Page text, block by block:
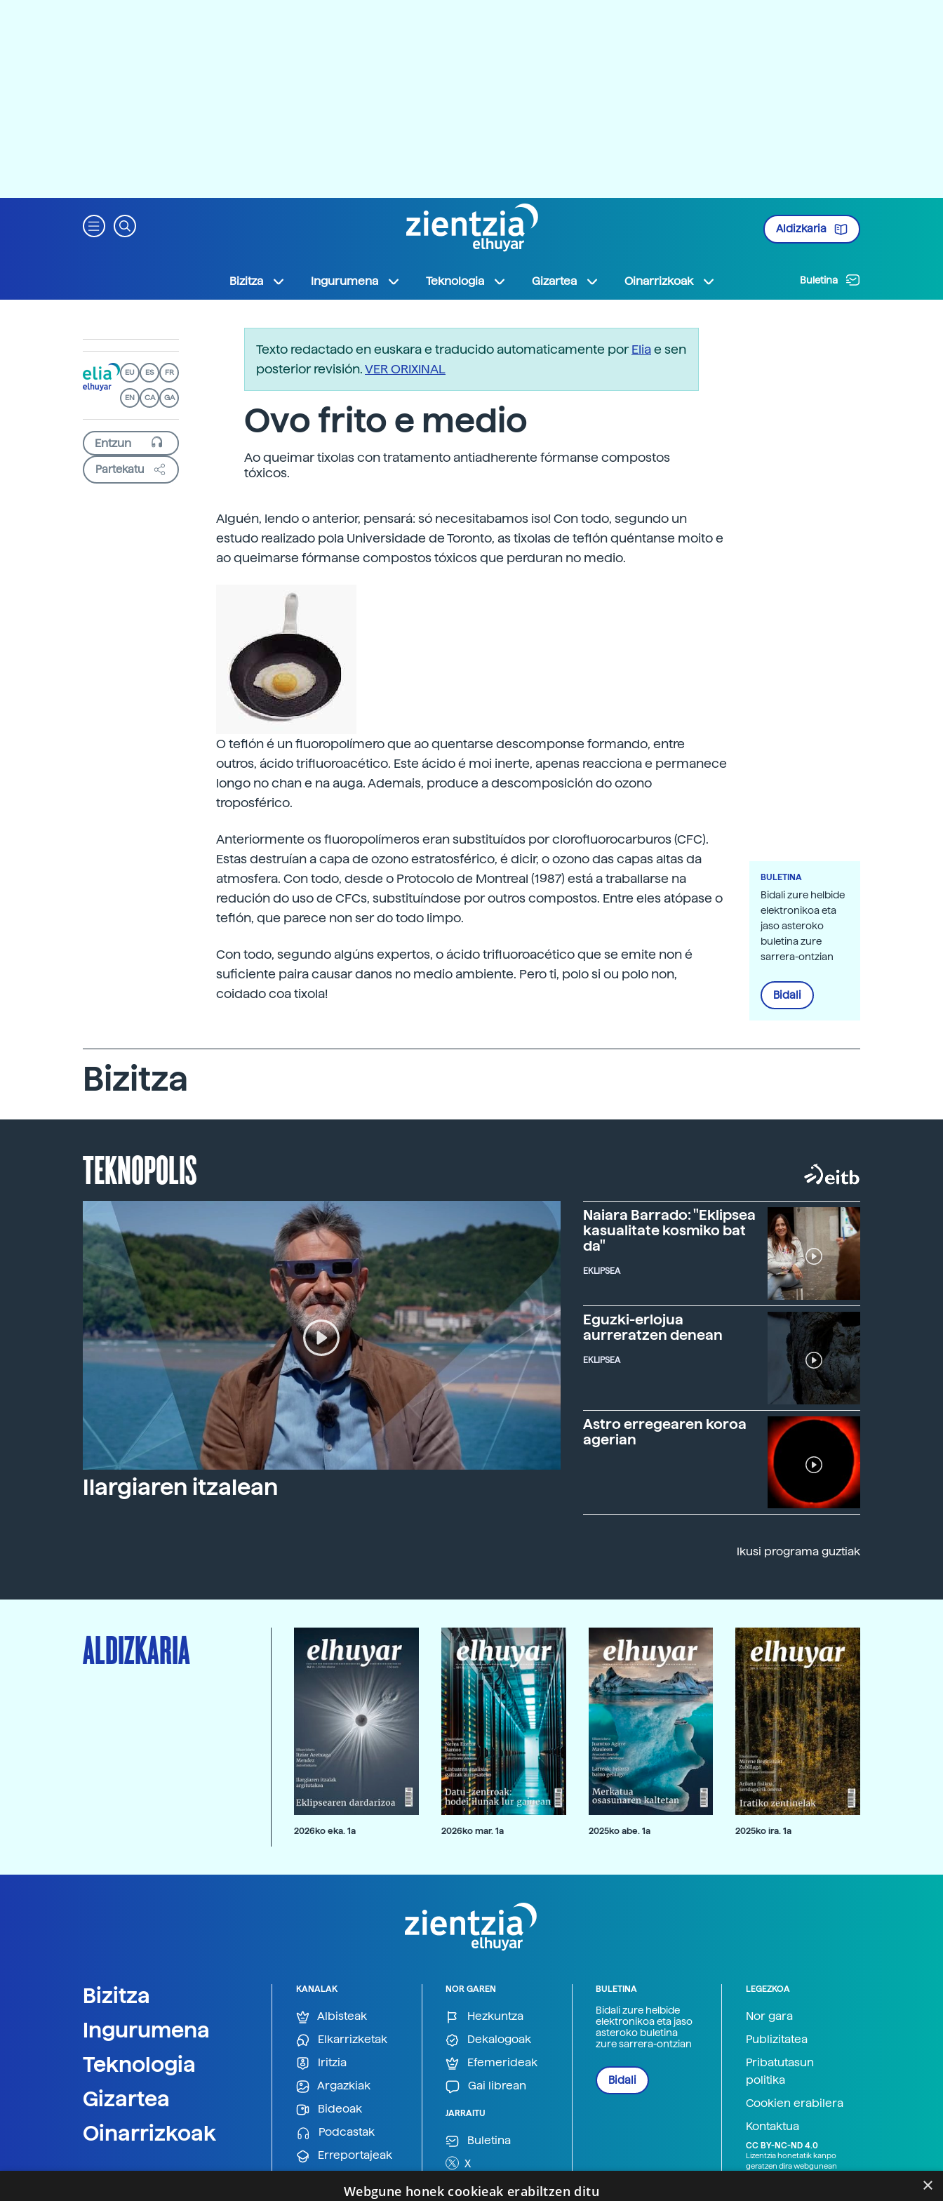
Aldizkaria
Bizitza Ingurumena Teknologia Gizartea Oinarrizkoak Buletina
EU ES FR
EN CA GA
Partekatu
Texto redactado en euskara e traducido automaticamente porEliae sen
posterior revisión.VER ORIXINAL
Ovo frito e medio
Ao queimar tixolas con tratamento antiadherente fórmanse compostos
tóxicos.
Alguén, lendo o anterior, pensará: só necesitabamos iso! Con todo, segundo un
estudo realizado pola Universidade de Toronto, as tixolas de teflón quéntanse moito e
ao queimarse fórmanse compostos tóxicos que perduran no medio.
O teflón é un fluoropolímero que ao quentarse descomponse formando, entre
outros, ácido trifluoroacético. Este ácido é moi inerte, apenas reacciona e permanece
longo no chan e na auga. Ademais, produce a descomposición do ozono
troposférico.
Anteriormente os fluoropolímeros eran substituídos por clorofluorocarburos (CFC).
Estas destruían a capa de ozono estratosférico, é dicir, o ozono das capas altas da
atmosfera. Con todo, desde o Protocolo de Montreal (1987) está a traballarse na
redución do uso de CFCs, substituíndose por outros compostos. Entre eles atópase o
teflón, que parece non ser do todo limpo.
Con todo, segundo algúns expertos, o ácido trifluoroacético que se emite non é
suficiente paira causar danos no medio ambiente. Pero ti, polo si ou polo non,
coidado coa tixola!
BULETINA
Bidali zure helbide
elektronikoa eta
jaso asteroko
buletina zure
sarrera-ontzian
Bidali
Bizitza
TEKNOPOLIS
Ilargiaren itzalean
Naiara Barrado: "Eklipsea
kasualitate kosmiko bat
da"
EKLIPSEA
Eguzki-erlojua
aurreratzen denean
EKLIPSEA
Astro erregearen koroa
agerian
Ikusi programa guztiak
ALDIZKARIA
2026ko eka. 1a 2026ko mar. 1a 2025ko abe. 1a 2025ko ira. 1a
Bizitza
Ingurumena
Teknologia
Gizartea
Oinarrizkoak
KANALAK
Albisteak
Elkarrizketak
Iritzia
Argazkiak
Bideoak
Podcastak
Erreportajeak
NOR GAREN
Hezkuntza
Dekalogoak
Efemerideak
Gai librean
JARRAITU
Buletina
X
BlueSky
BULETINA
Bidali zure helbide
elektronikoa eta jaso
asteroko buletina
zure sarrera-ontzian
Bidali
LEGEZKOA
Nor gara
Publizitatea
Pribatutasun
politika
Cookien erabilera
Kontaktua
CC BY-NC-ND 4.0
Lizentzia honetatik kanpo
geratzen dira webgunean
×
Webgune honek cookieak erabiltzen ditu